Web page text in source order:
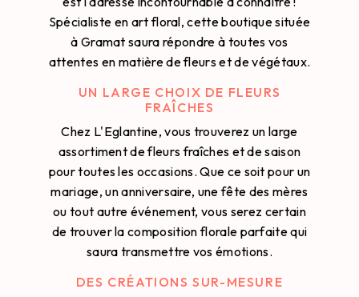
Spécialiste en art floral, cette boutique située
à Gramat saura répondre à toutes vos
attentes en matière de fleurs et de végétaux.
UN LARGE CHOIX DE FLEURS
FRAÎCHES
Chez L'Eglantine, vous trouverez un large
assortiment de fleurs fraîches et de saison
pour toutes les occasions. Que ce soit pour un
mariage, un anniversaire, une fête des mères
ou tout autre événement, vous serez certain
de trouver la composition florale parfaite qui
saura transmettre vos émotions.
DES CRÉATIONS SUR-MESURE